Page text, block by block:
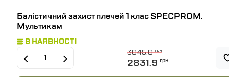
Балістичний захист плечей 1 клас SPECPROM.
Мультикам
В НАЯВНОСТІ
3045.0грн
2831.9 грн